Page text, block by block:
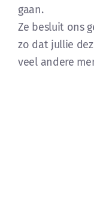
gaan.
Ze besluit ons
zo dat jullie
veel andere